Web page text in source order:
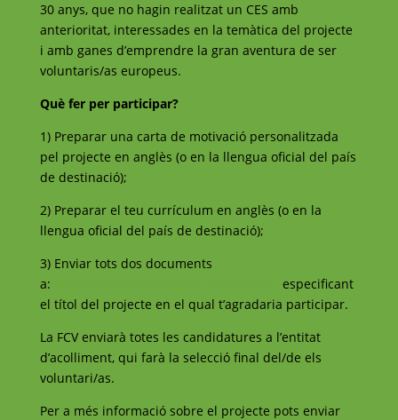
30 anys, que no hagin realitzat un CES amb
anterioritat, interessades en la temàtica del projecte
i amb ganes d’emprendre la gran aventura de ser
voluntaris/as europeus.
Què fer per participar?
1) Preparar una carta de motivació personalitzada
pel projecte en anglès (o en la llengua oficial del país
de destinació);
2) Preparar el teu currículum en anglès (o en la
llengua oficial del país de destinació);
3) Enviar tots dos documents
a:
especificant
el títol del projecte en el qual t’agradaria participar.
La FCV enviarà totes les candidatures a l’entitat
d’acolliment, qui farà la selecció final del/de els
voluntari/as.
Per a més informació sobre el projecte pots enviar